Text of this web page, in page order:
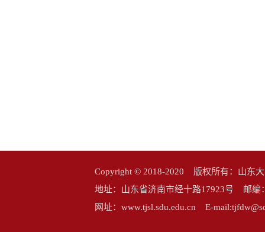
Copyright © 2018-2020 版权所有：山东
地址：山东省济南市经十路17923号 邮
网址：www.tjsl.sdu.edu.cn E-